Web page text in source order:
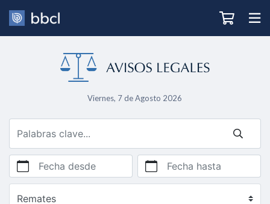
Viernes, 7 de Agosto 2026
Fecha desde Fecha hasta